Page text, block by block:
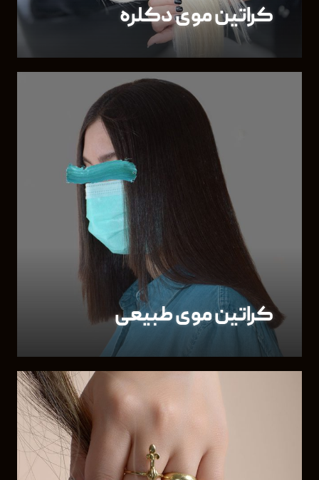
کراتین موی دکلره
کراتین موی طبیعی